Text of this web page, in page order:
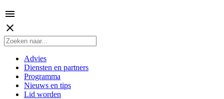
menu
close
Advies
Diensten en partners
Programma
Nieuws en tips
Lid worden